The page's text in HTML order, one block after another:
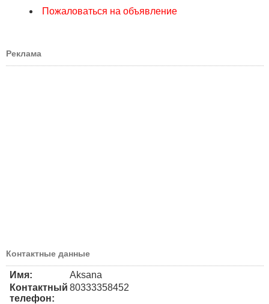
Пожаловаться на объявление
Реклама
Контактные данные
Имя:
Aksana
Контактный
телефон:
80333358452